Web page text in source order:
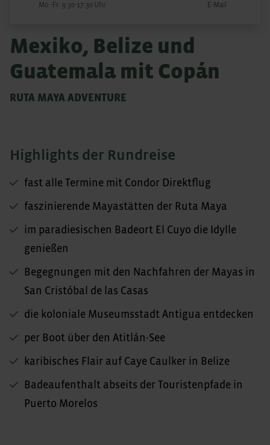
Mo.-Fr. 9:30-17:30 Uhr E-Mail
Mexiko, Belize und
Guatemala mit Copán
RUTA MAYA ADVENTURE
Highlights der Rundreise
fast alle Termine mit Condor Direktflug
faszinierende Mayastätten der Ruta Maya
im paradiesischen Badeort El Cuyo die Idylle
genießen
Begegnungen mit den Nachfahren der Mayas in
San Cristóbal de las Casas
die koloniale Museumsstadt Antigua entdecken
per Boot über den Atitlán-See
karibisches Flair auf Caye Caulker in Belize
Badeaufenthalt abseits der Touristenpfade in
Puerto Morelos